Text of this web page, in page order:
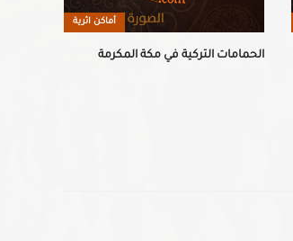
أماكن اثرية
الحمامات التركية في مكة المكرمة